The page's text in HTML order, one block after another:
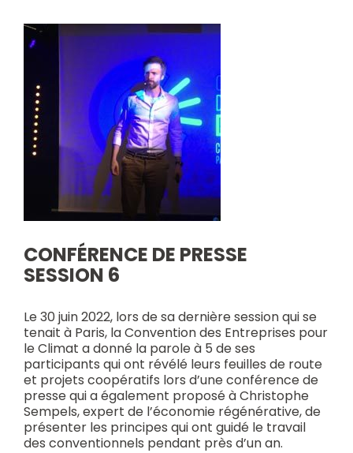
CONFÉRENCE DE PRESSE
SESSION 6
Le 30 juin 2022, lors de sa dernière session qui se
tenait à Paris, la Convention des Entreprises pour
le Climat a donné la parole à 5 de ses
participants qui ont révélé leurs feuilles de route
et projets coopératifs lors d’une conférence de
presse qui a également proposé à Christophe
Sempels, expert de l’économie régénérative, de
présenter les principes qui ont guidé le travail
des conventionnels pendant près d’un an.